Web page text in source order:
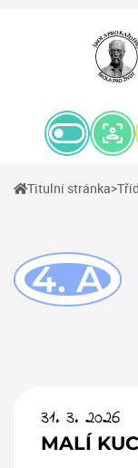
Titulní stránka
4. A
31. 3. 2026
MALÍ